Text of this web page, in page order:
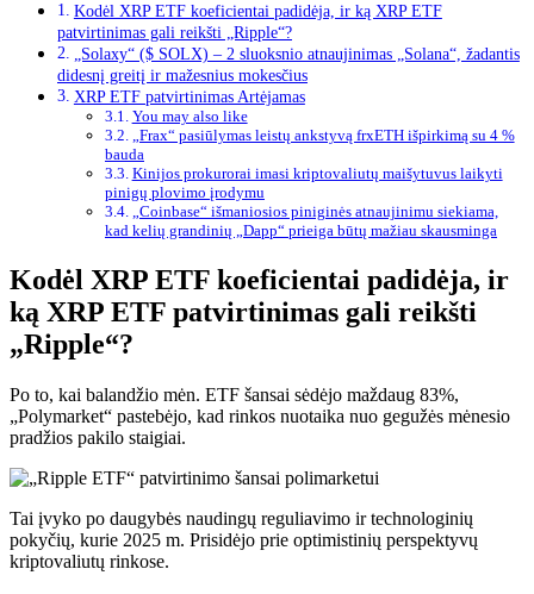
Kodėl XRP ETF koeficientai padidėja, ir ką XRP ETF
patvirtinimas gali reikšti „Ripple“?
„Solaxy“ ($ SOLX) – 2 sluoksnio atnaujinimas „Solana“, žadantis
didesnį greitį ir mažesnius mokesčius
XRP ETF patvirtinimas Artėjamas
You may also like
„Frax“ pasiūlymas leistų ankstyvą frxETH išpirkimą su 4 %
bauda
Kinijos prokurorai imasi kriptovaliutų maišytuvus laikyti
pinigų plovimo įrodymu
„Coinbase“ išmaniosios piniginės atnaujinimu siekiama,
kad kelių grandinių „Dapp“ prieiga būtų mažiau skausminga
Kodėl XRP ETF koeficientai padidėja, ir
ką XRP ETF patvirtinimas gali reikšti
„Ripple“?
Po to, kai balandžio mėn. ETF šansai sėdėjo maždaug 83%,
„Polymarket“ pastebėjo, kad rinkos nuotaika nuo gegužės mėnesio
pradžios pakilo staigiai.
Tai įvyko po daugybės naudingų reguliavimo ir technologinių
pokyčių, kurie 2025 m. Prisidėjo prie optimistinių perspektyvų
kriptovaliutų rinkose.